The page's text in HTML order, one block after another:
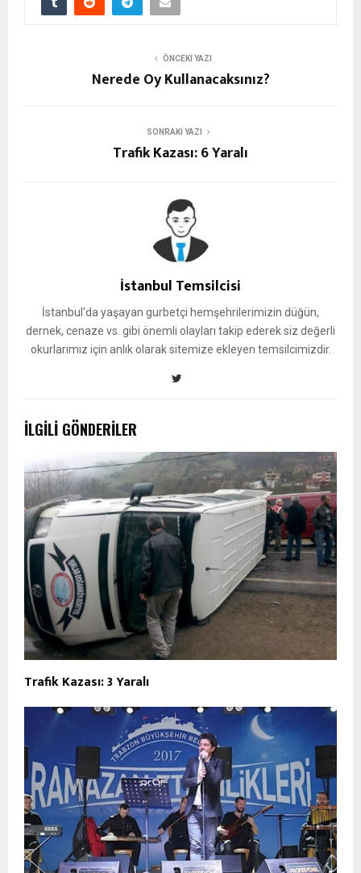
ÖNCEKI YAZI
Nerede Oy Kullanacaksınız?
SONRAKI YAZI
Trafik Kazası: 6 Yaralı
İstanbul Temsilcisi
İstanbul'da yaşayan gurbetçi hemşehrilerimizin düğün,
dernek, cenaze vs. gibi önemli olayları takip ederek siz değerli
okurlarımız için anlık olarak sitemize ekleyen temsilcimizdir.
İLGILI GÖNDERILER
Trafik Kazası: 3 Yaralı